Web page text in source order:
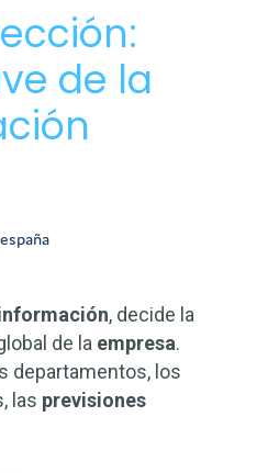
de la
, decide la
de la empresa.
departamentos, los
las previsiones